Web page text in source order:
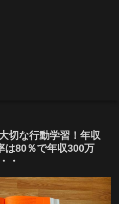
切な行動学習！年収
は80％で年収300万
・